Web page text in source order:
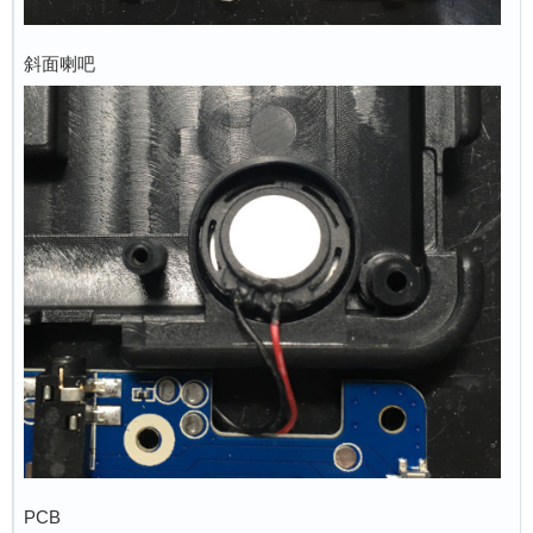
斜面喇吧
PCB